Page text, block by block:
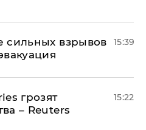
сильных взрывов
15:39
грозят
– Reuters
15:22